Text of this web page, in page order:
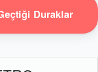
Duraklar